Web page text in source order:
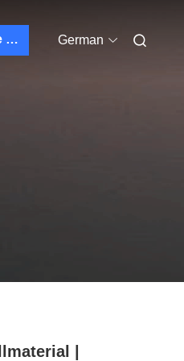
Plaudern Sie Jetzt German
|